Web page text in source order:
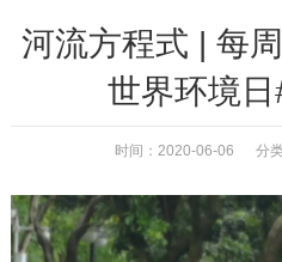
河流方程式 | 每
世界环境日
时间：2020-06-06 分类